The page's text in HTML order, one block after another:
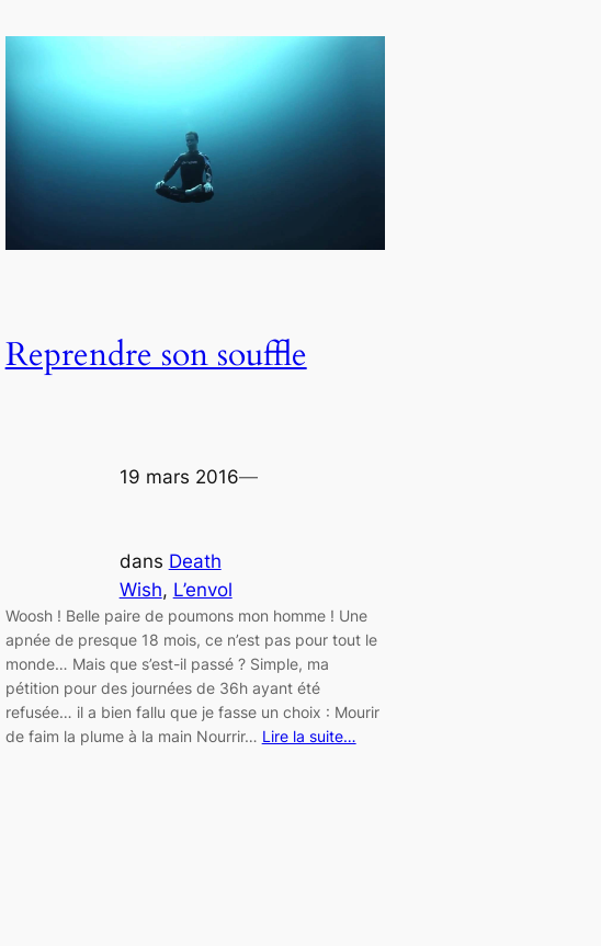
Reprendre son souffle
19 mars 2016—
dans Death
Wish, L’envol
Woosh ! Belle paire de poumons mon homme ! Une
apnée de presque 18 mois, ce n’est pas pour tout le
monde… Mais que s’est-il passé ? Simple, ma
pétition pour des journées de 36h ayant été
refusée… il a bien fallu que je fasse un choix : Mourir
de faim la plume à la main Nourrir… Lire la suite…